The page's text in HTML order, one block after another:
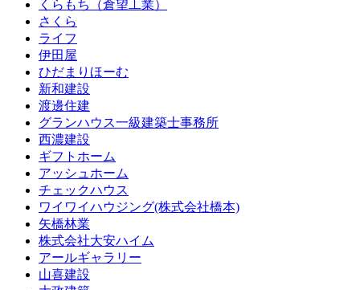
くらもち（倉望工業）
さくら
ライフ
伊田屋
ひだまりほーむ
新和建設
渡邊住建
グランハウス一級建築士事務所
西濃建設
ギフトホーム
アッシュホーム
チェックハウス
ワイワイハウジング(株式会社橋本)
矢橋林業
株式会社大安ハイム
アールギャラリー
山喜建設